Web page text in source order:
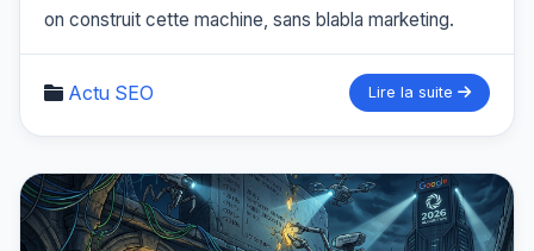
on construit cette machine, sans blabla marketing.
Actu SEO Lire la suite